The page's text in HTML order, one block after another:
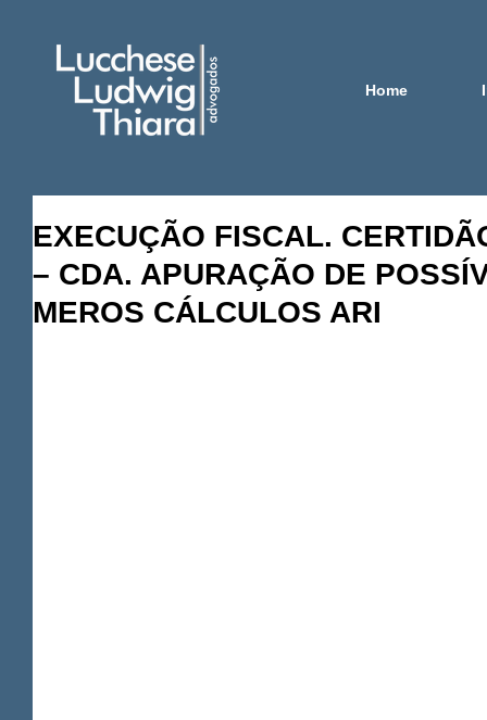
Home
EXECUÇÃO FISCAL.
– CDA. APURAÇÃO DE
MEROS CÁLCULOS ARI